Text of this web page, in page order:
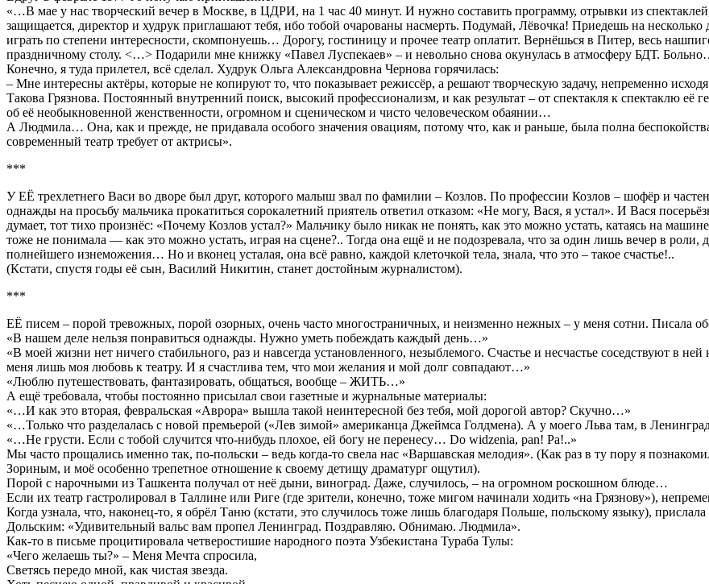
«…В мае у нас творческий вечер в Москве, в ЦДРИ, на 1 час 40 минут. И нужно составить программу, отрывки из
защищается, директор и худрук приглашают тебя, ибо тобой очарованы насмерть. Подумай, Лёвочка! Приедешь на
играть по степени интересности, скомпонуешь… Дорогу, гостиницу и прочее театр оплатит. Вернёшься в Питер, весь
праздничному столу. <…> Подарили мне книжку «Павел Луспекаев» – и невольно снова окунулась в атмосферу БДТ.
Конечно, я туда прилетел, всё сделал. Худрук Ольга Александровна Чернова горячилась:
– Мне интересны актёры, которые не копируют то, что показывает режиссёр, а решают творческую задачу, непременно
Такова Грязнова. Постоянный внутренний поиск, высокий профессионализм, и как результат – от спектакля к спектаклю
об её необыкновенной женственности, огромном и сценическом и чисто человеческом обаянии…
А Людмила… Она, как и прежде, не придавала особого значения овациям, потому что, как и раньше, была полна
современный театр требует от актрисы».
***
У ЕЁ трехлетнего Васи во дворе был друг, которого малыш звал по фамилии – Козлов. По профессии Козлов – шофёр и
однажды на просьбу мальчика прокатиться сорокалетний приятель ответил отказом: «Не могу, Вася, я устал». И Вася
думает, тот тихо произнёс: «Почему Козлов устал?» Мальчику было никак не понять, как это можно устать, катаясь на
тоже не понимала — как это можно устать, играя на сцене?.. Тогда она ещё и не подозревала, что за один лишь вечер в
полнейшего изнеможения… Но и вконец усталая, она всё равно, каждой клеточкой тела, знала, что это – такое счастье!..
(Кстати, спустя годы её сын, Василий Никитин, станет достойным журналистом).
***
ЕЁ писем – порой тревожных, порой озорных, очень часто многостраничных, и неизменно нежных – у меня сотни. Писала
«В нашем деле нельзя понравиться однажды. Нужно уметь побеждать каждый день…»
«В моей жизни нет ничего стабильного, раз и навсегда установленного, незыблемого. Счастье и несчастье соседствуют в
меня лишь моя любовь к театру. И я счастлива тем, что мои желания и мой долг совпадают…»
«Люблю путешествовать, фантазировать, общаться, вообще – ЖИТЬ…»
А ещё требовала, чтобы постоянно присылал свои газетные и журнальные материалы:
«…И как это вторая, февральская «Аврора» вышла такой неинтересной без тебя, мой дорогой автор? Скучно…»
«…Только что разделалась с новой премьерой («Лев зимой» американца Джеймса Голдмена). А у моего Льва там, в
«…Не грусти. Если с тобой случится что-нибудь плохое, ей богу не перенесу… Do widzenia, pan! Pa!..»
Мы часто прощались именно так, по-польски – ведь когда-то свела нас «Варшавская мелодия». (Как раз в ту пору я
Зориным, и моё особенно трепетное отношение к своему детищу драматург ощутил).
Порой с нарочными из Ташкента получал от неё дыни, виноград. Даже, случилось, – на огромном роскошном блюде…
Если их театр гастролировал в Таллине или Риге (где зрители, конечно, тоже мигом начинали ходить «на Грязнову»),
Когда узнала, что, наконец-то, я обрёл Таню (кстати, это случилось тоже лишь благодаря Польше, польскому языку),
Дольским: «Удивительный вальс вам пропел Ленинград. Поздравляю. Обнимаю. Людмила».
Как-то в письме процитировала четверостишие народного поэта Узбекистана Тураба Тулы:
«Чего желаешь ты?» – Меня Мечта спросила,
Светясь передо мной, как чистая звезда.